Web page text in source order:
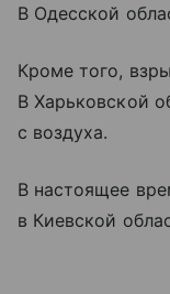
В Одесской
Кроме того,
В Харьковской
с воздуха.
В настоящее
в Киевской